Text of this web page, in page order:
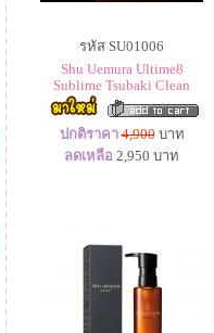
รหัส SU01006
Shu Uemura Ultime8
Sublime Tsubaki Clean
ปกติราคา 4,900บาท
ลดเหลือ 2,950 บาท